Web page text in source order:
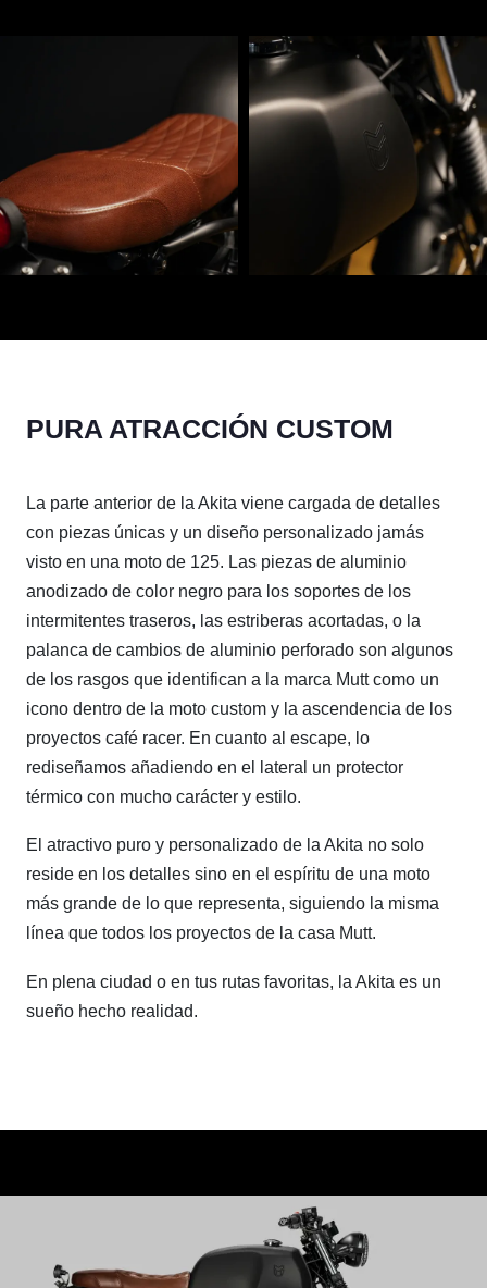
PURA ATRACCIÓN CUSTOM
La parte anterior de la Akita viene cargada de detalles
con piezas únicas y un diseño personalizado jamás
visto en una moto de 125. Las piezas de aluminio
anodizado de color negro para los soportes de los
intermitentes traseros, las estriberas acortadas, o la
palanca de cambios de aluminio perforado son algunos
de los rasgos que identifican a la marca Mutt como un
icono dentro de la moto custom y la ascendencia de los
proyectos café racer. En cuanto al escape, lo
rediseñamos añadiendo en el lateral un protector
térmico con mucho carácter y estilo.
El atractivo puro y personalizado de la Akita no solo
reside en los detalles sino en el espíritu de una moto
más grande de lo que representa, siguiendo la misma
línea que todos los proyectos de la casa Mutt.
En plena ciudad o en tus rutas favoritas, la Akita es un
sueño hecho realidad.